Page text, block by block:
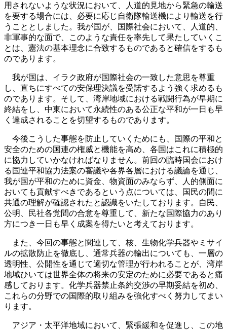
用されないような状況において、人道的見地から緊急の輸送
を要する場合には、必要に応じ自衛隊輸送機により輸送を行
うこととしました。我が国が、国際社会において、人道的、
非軍事的な面で、このような責任を率先して果たしていくこ
とは、憲法の基本理念に合致するものであると確信をするも
のであります。
我が国は、イラク政府が国際社会の一致した意思を尊重
し、直ちにすべての安保理決議を受諾するよう強く求めるも
のであります。そして、湾岸地域における戦闘行為が早期に
終結をし、中東において永続性のある公正な平和が一日も早
く達成されることを切望するものであります。
今後こうした事態を防止していくためにも、国際の平和と
安全のための国連の権威と機能を高め、各国はこれに積極的
に協力していかなければなりません。前回の臨時国会におけ
る国連平和協力法案の審議や各界各層における議論を通じ、
我が国が平和のために資金、物資面のみならず、人的側面に
おいても貢献すべきであるという点については、国民の間に
共通の理解が確認されたと認識をいたしております。自民、
公明、民社各党間の合意を尊重して、新たな国際協力のあり
方につき一日も早く成案を得たいと考えております。
また、今回の事態と関連して、核、生物化学兵器やミサイ
ルの拡散防止を徹底し、通常兵器の輸出についても、一層の
透明性、公開性を通じて適切な管理が行われることが、湾岸
地域ひいては世界全体の将来の安定のために必要であると痛
感しております。化学兵器禁止条約交渉の早期妥結を初め、
これらの分野での国際的取り組みを強化すべく努力してまい
ります。
アジア・太平洋地域において、緊張緩和を促進し、この地